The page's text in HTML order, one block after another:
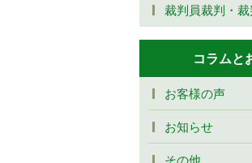
裁判員裁判・
コラムと
お客様の声
お知らせ
その他